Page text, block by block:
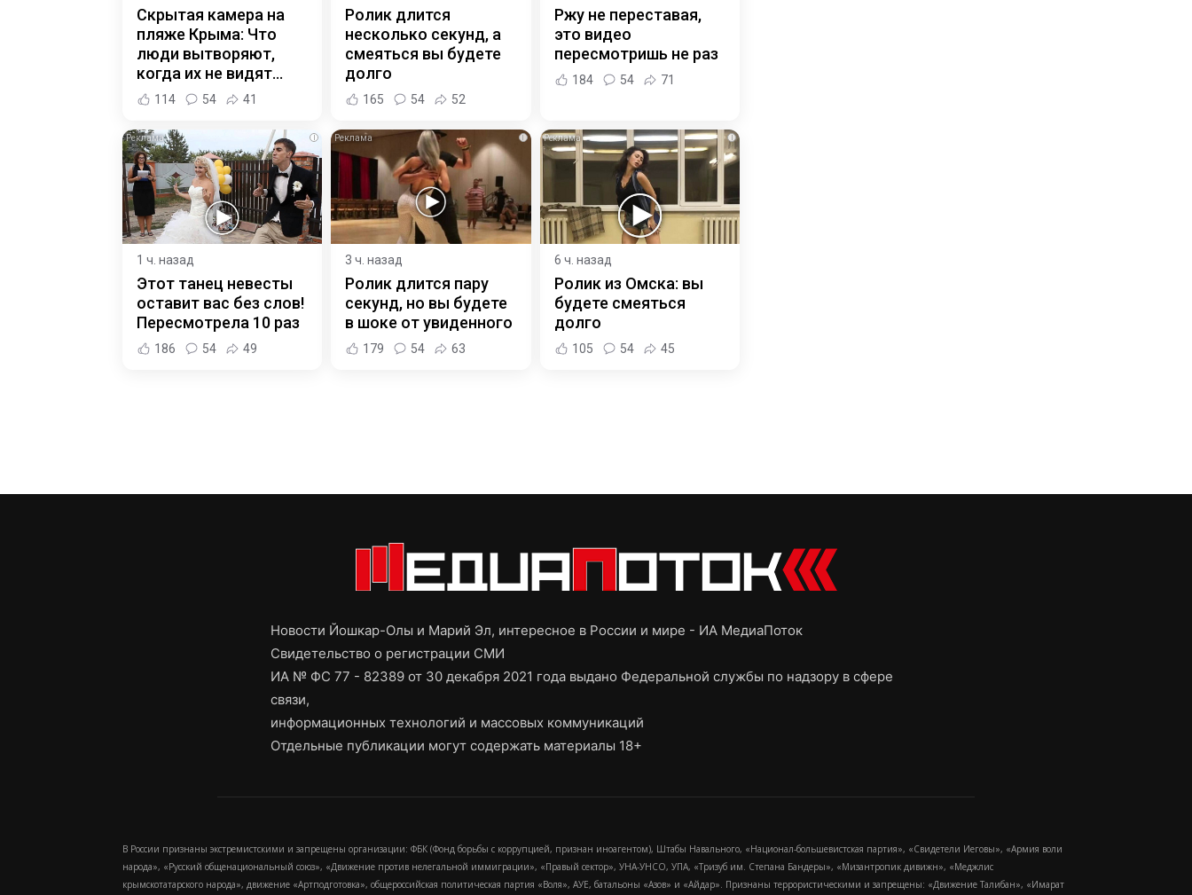
Скрытая камера на
пляже Крыма: Что
люди вытворяют,
когда их не видят...
114 54 41
Ролик длится
несколько секунд, а
смеяться вы будете
долго
165 54 52
Ржу не переставая,
это видео
пересмотришь не раз
184 54 71
i
1 ч. назад
Этот танец невесты
оставит вас без слов!
Пересмотрела 10 раз
186 54 49
i
3 ч. назад
Ролик длится пару
секунд, но вы будете
в шоке от увиденного
179 54 63
i
6 ч. назад
Ролик из Омска: вы
будете смеяться
долго
105 54 45
Новости Йошкар-Олы и Марий Эл, интересное в России и мире - ИА МедиаПоток
Свидетельство о регистрации СМИ
ИА № ФС 77 - 82389 от 30 декабря 2021 года выдано Федеральной службы по надзору в сфере
связи,
информационных технологий и массовых коммуникаций
Отдельные публикации могут содержать материалы 18+
В России признаны экстремистскими и запрещены организации: ФБК (Фонд борьбы с коррупцией, признан иноагентом), Штабы Навального, «Национал-большевистская партия», «Свидетели Иеговы», «Армия воли
народа», «Русский общенациональный союз», «Движение против нелегальной иммиграции», «Правый сектор», УНА-УНСО, УПА, «Тризуб им. Степана Бандеры», «Мизантропик дивижн», «Меджлис
крымскотатарского народа», движение «Артподготовка», общероссийская политическая партия «Воля», АУЕ, батальоны «Азов» и «Айдар». Признаны террористическими и запрещены: «Движение Талибан», «Имарат